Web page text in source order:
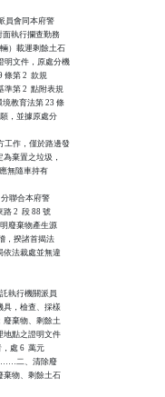
員會同本府警
面執行攔查勤務
）載運剩餘土石
明文件，原處分機
條第 2  款規
準第 2  點附表規
教育法第 23 條
，並據原處分
工作，僅於路邊發
為棄置之垃圾，
應無隨車持有
聯合本府警
2  段 88 號
廢棄物產生源
，揆諸首揭法
依法裁處並無違
執行機關派員
具，檢查、採樣
廢棄物、剩餘土
地點之證明文件
處 6  萬元
……二、清除廢
棄物、剩餘土石